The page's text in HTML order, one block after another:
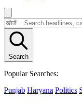
Search
Popular Searches:
Punjab Haryana Politics